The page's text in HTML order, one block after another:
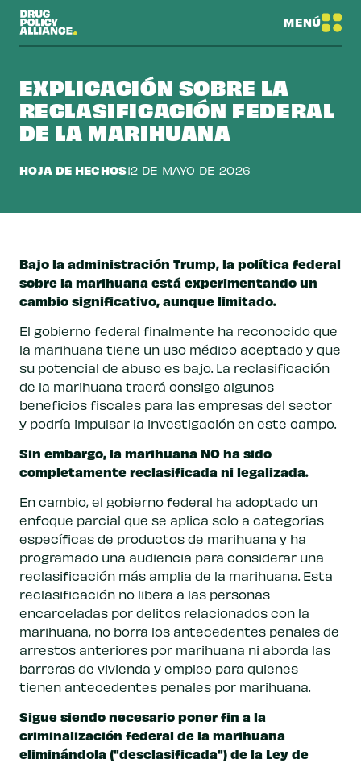
MENÚ
EXPLICACIÓN SOBRE LA
RECLASIFICACIÓN FEDERAL
DE LA MARIHUANA
HOJA DE HECHOS12 DE MAYO DE 2026
Bajo la administración Trump, la política federal
sobre la marihuana está experimentando un
cambio significativo, aunque limitado.
El gobierno federal finalmente ha reconocido que
la marihuana tiene un uso médico aceptado y que
su potencial de abuso es bajo. La reclasificación
de la marihuana traerá consigo algunos
beneficios fiscales para las empresas del sector
y podría impulsar la investigación en este campo.
Sin embargo, la marihuana NO ha sido
completamente reclasificada ni legalizada.
En cambio, el gobierno federal ha adoptado un
enfoque parcial que se aplica solo a categorías
específicas de productos de marihuana y ha
programado una audiencia para considerar una
reclasificación más amplia de la marihuana. Esta
reclasificación no libera a las personas
encarceladas por delitos relacionados con la
marihuana, no borra los antecedentes penales de
arrestos anteriores por marihuana ni aborda las
barreras de vivienda y empleo para quienes
tienen antecedentes penales por marihuana.
Sigue siendo necesario poner fin a la
criminalización federal de la marihuana
eliminándola ("desclasificada") de la Ley de